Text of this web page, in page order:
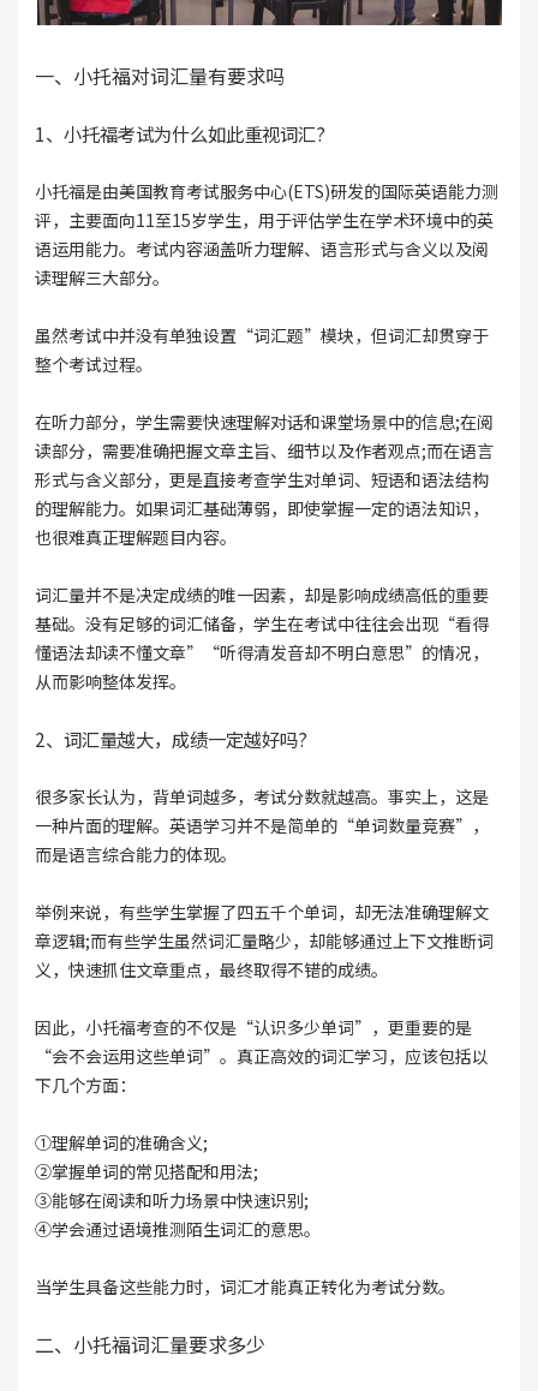
一、小托福对词汇量有要求吗
1、小托福考试为什么如此重视词汇?
小托福是由美国教育考试服务中心(ETS)研发的国际英语能力测
评，主要面向11至15岁学生，用于评估学生在学术环境中的英
语运用能力。考试内容涵盖听力理解、语言形式与含义以及阅
读理解三大部分。
虽然考试中并没有单独设置“词汇题”模块，但词汇却贯穿于
整个考试过程。
在听力部分，学生需要快速理解对话和课堂场景中的信息;在阅
读部分，需要准确把握文章主旨、细节以及作者观点;而在语言
形式与含义部分，更是直接考查学生对单词、短语和语法结构
的理解能力。如果词汇基础薄弱，即使掌握一定的语法知识，
也很难真正理解题目内容。
词汇量并不是决定成绩的唯一因素，却是影响成绩高低的重要
基础。没有足够的词汇储备，学生在考试中往往会出现“看得
懂语法却读不懂文章”“听得清发音却不明白意思”的情况，
从而影响整体发挥。
2、词汇量越大，成绩一定越好吗?
很多家长认为，背单词越多，考试分数就越高。事实上，这是
一种片面的理解。英语学习并不是简单的“单词数量竞赛”，
而是语言综合能力的体现。
举例来说，有些学生掌握了四五千个单词，却无法准确理解文
章逻辑;而有些学生虽然词汇量略少，却能够通过上下文推断词
义，快速抓住文章重点，最终取得不错的成绩。
因此，小托福考查的不仅是“认识多少单词”，更重要的是
“会不会运用这些单词”。真正高效的词汇学习，应该包括以
下几个方面：
①理解单词的准确含义;
②掌握单词的常见搭配和用法;
③能够在阅读和听力场景中快速识别;
④学会通过语境推测陌生词汇的意思。
当学生具备这些能力时，词汇才能真正转化为考试分数。
二、小托福词汇量要求多少